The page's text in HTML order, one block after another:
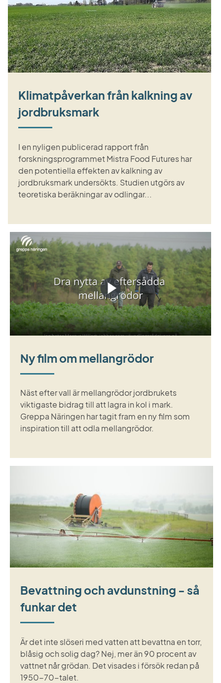
Klimatpåverkan från kalkning av
jordbruksmark
I en nyligen publicerad rapport från
forskningsprogrammet Mistra Food Futures har
den potentiella effekten av kalkning av
jordbruksmark undersökts. Studien utgörs av
teoretiska beräkningar av odlingar...
Ny film om mellangrödor
Näst efter vall är mellangrödor jordbrukets
viktigaste bidrag till att lagra in kol i mark.
Greppa Näringen har tagit fram en ny film som
inspiration till att odla mellangrödor.
Bevattning och avdunstning - så
funkar det
Är det inte slöseri med vatten att bevattna en torr,
blåsig och solig dag? Nej, mer än 90 procent av
vattnet når grödan. Det visades i försök redan på
1950-70-talet.